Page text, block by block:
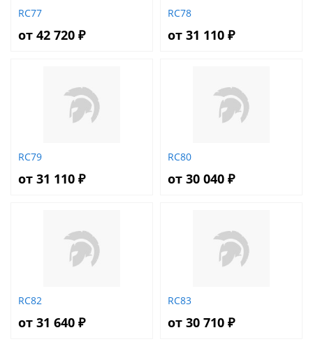
RC77
от 42 720 ₽
RC78
от 31 110 ₽
RC79
от 31 110 ₽
RC80
от 30 040 ₽
RC82
от 31 640 ₽
RC83
от 30 710 ₽